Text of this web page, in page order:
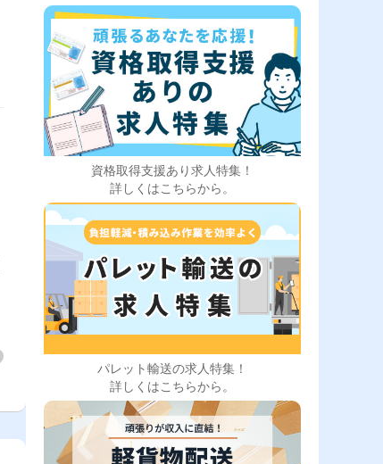
資格取得支援あり求人特集！
詳しくはこちらから。
パレット輸送の求人特集！
詳しくはこちらから。